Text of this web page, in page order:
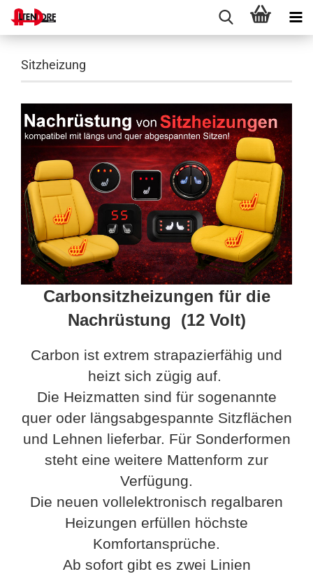
Sitzheizung
Carbonsitzheizungen für die
Nachrüstung (12 Volt)
Carbon ist extrem strapazierfähig und
heizt sich zügig auf.
Die Heizmatten sind für sogenannte
quer oder längsabgespannte Sitzflächen
und Lehnen lieferbar. Für Sonderformen
steht eine weitere Mattenform zur
Verfügung.
Die neuen vollelektronisch regalbaren
Heizungen erfüllen höchste
Komfortansprüche.
Ab sofort gibt es zwei Linien